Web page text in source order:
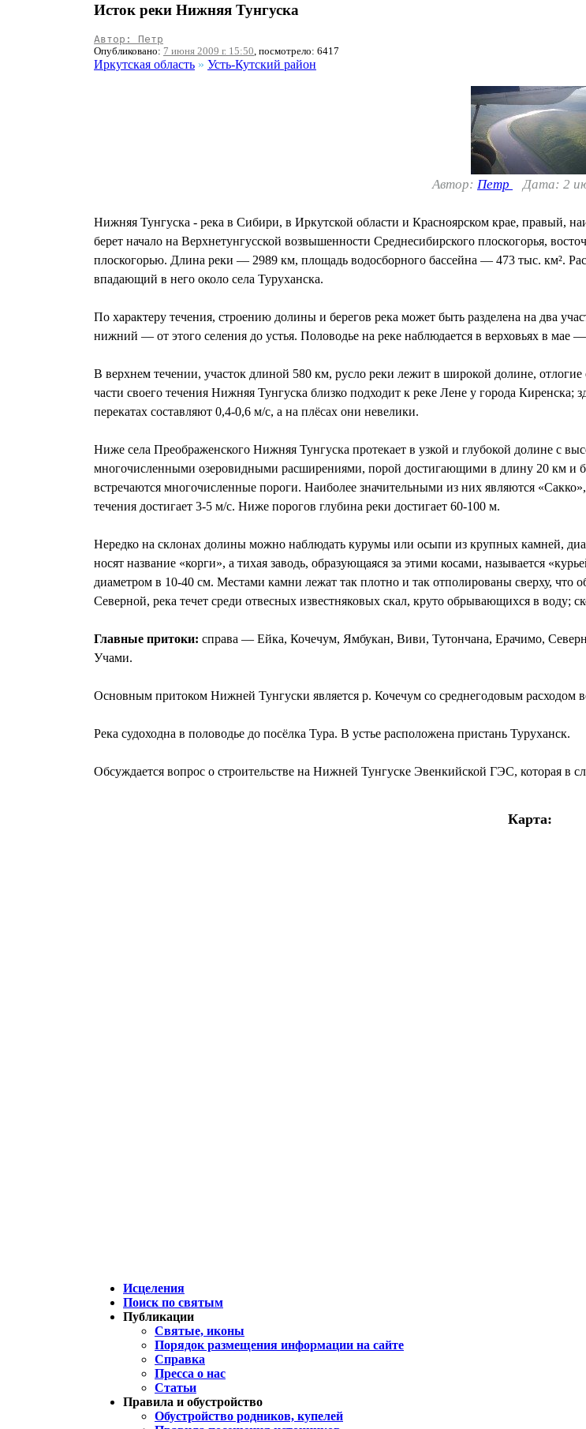
Исток реки Нижняя Тунгуска
Автор: Петр
Опубликовано: 7 июня 2009 г. 15:50, посмотрело: 6417
Иркутская область » Усть-Кутский район
Автор: Петр Дата: 2
Нижняя Тунгуска - река в Сибири, в Иркутской области и Красноярском крае, правый,
берет начало на Верхнетунгусской возвышенности Среднесибирского плоскогорья,
плоскогорью. Длина реки — 2989 км, площадь водосборного бассейна — 473 тыс. км².
впадающий в него около села Туруханска.
По характеру течения, строению долины и берегов река может быть разделена на два
нижний — от этого селения до устья. Половодье на реке наблюдается в верховьях в
В верхнем течении, участок длиной 580 км, русло реки лежит в широкой долине,
части своего течения Нижняя Тунгуска близко подходит к реке Лене у города Киренска;
перекатах составляют 0,4-0,6 м/с, а на плёсах они невелики.
Ниже села Преображенского Нижняя Тунгуска протекает в узкой и глубокой долине с
многочисленными озеровидными расширениями, порой достигающими в длину 20 км и
встречаются многочисленные пороги. Наиболее значительными из них являются
течения достигает 3-5 м/с. Ниже порогов глубина реки достигает 60-100 м.
Нередко на склонах долины можно наблюдать курумы или осыпи из крупных камней,
носят название «корги», а тихая заводь, образующаяся за этими косами, называется
диаметром в 10-40 см. Местами камни лежат так плотно и так отполированы сверху, что
Северной, река течет среди отвесных известняковых скал, круто обрывающихся в воду;
Главные притоки: справа — Ейка, Кочечум, Ямбукан, Виви, Тутончана, Ерачимо,
Учами.
Основным притоком Нижней Тунгуски является р. Кочечум со среднегодовым расходом
Река судоходна в половодье до посёлка Тура. В устье расположена пристань Туруханск.
Обсуждается вопрос о строительстве на Нижней Тунгуске Эвенкийской ГЭС, которая в
Карта:
Исцеления
Поиск по святым
Публикации
Святые, иконы
Порядок размещения информации на сайте
Справка
Пресса о нас
Статьи
Правила и обустройство
Обустройство родников, купелей